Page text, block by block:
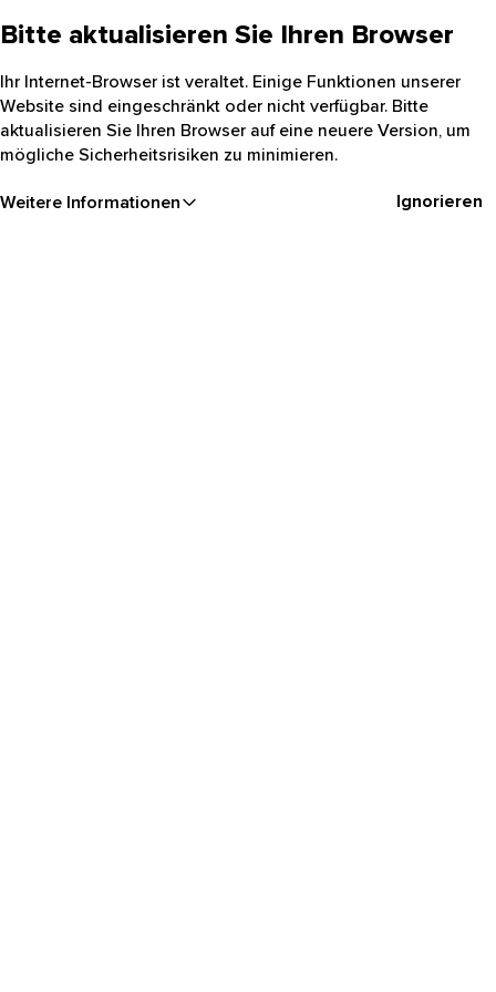
Bitte aktualisieren Sie Ihren Browser
Ihr Internet-Browser ist veraltet. Einige Funktionen unserer
Website sind eingeschränkt oder nicht verfügbar. Bitte
aktualisieren Sie Ihren Browser auf eine neuere Version, um
mögliche Sicherheitsrisiken zu minimieren.
Weitere Informationen Ignorieren